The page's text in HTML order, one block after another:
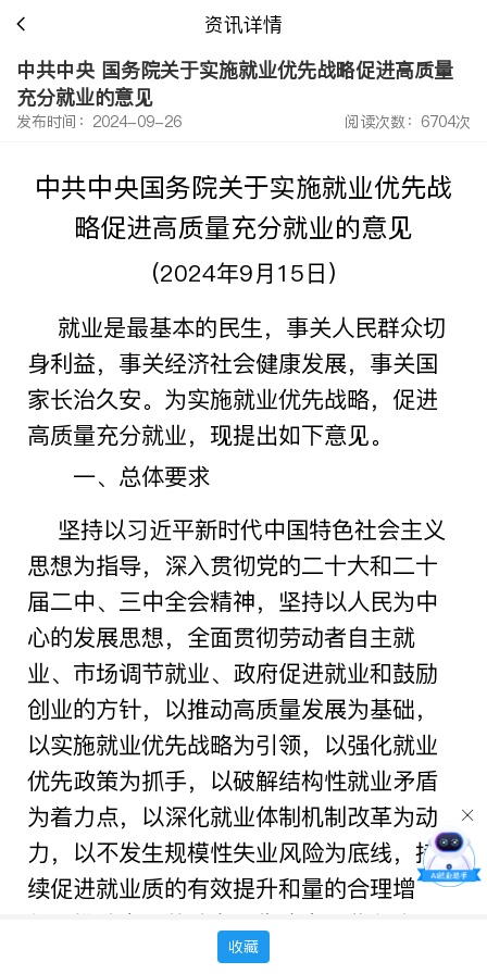
资讯详情
中共中央 国务院关于实施就业优先战略促进高质量
充分就业的意见
发布时间：2024-09-26 阅读次数：6704次
中共中央国务院关于实施就业优先战
略促进高质量充分就业的意见
（2024年9月 15日）
就业是最基本的民生，事关人民群众切
身利益，事关经济社会健康发展，事关国
家长治久安。为实施就业优先战略，促进
高质量充分就业，现提出如下意见。
一、总体要求
坚持以习近平新时代中国特色社会主义
思想为指导，深入贯彻党的二十大和二十
届二中、三中全会精神，坚持以人民为中
心的发展思想，全面贯彻劳动者自主就
业、市场调节就业、政府促进就业和鼓励
创业的方针，以推动高质量发展为基础，
以实施就业优先战略为引领，以强化就业
优先政策为抓手，以破解结构性就业矛盾
为着力点，以深化就业体制机制改革为动
力，以不发生规模性失业风险为底线，持
续促进就业质的有效提升和量的合理增
长，推动实现劳动者工作稳定、收入合
理、保障可靠、职业安全等，不断增强广
收藏